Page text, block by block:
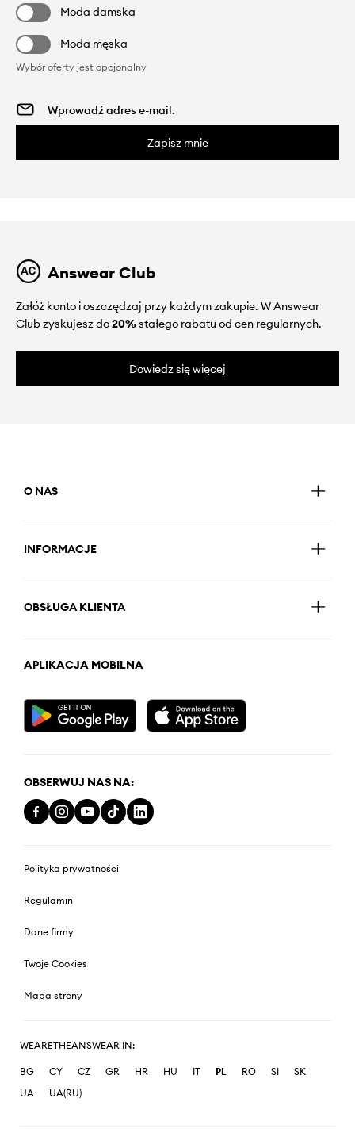
Moda damska
Moda męska
Wybór oferty jest opcjonalny
Zapisz mnie
Answear Club
Załóż konto i oszczędzaj przy każdym zakupie. W Answear
Club zyskujesz do20%stałego rabatu od cen regularnych.
Dowiedz się więcej
O NAS
INFORMACJE
OBSŁUGA KLIENTA
APLIKACJA MOBILNA
OBSERWUJ NAS NA:
Polityka prywatności
Regulamin
Dane firmy
Twoje Cookies
Mapa strony
WEARETHEANSWEAR IN:
BG CY CZ GR HR HU IT PL RO SI
SK
UA
UA(RU)